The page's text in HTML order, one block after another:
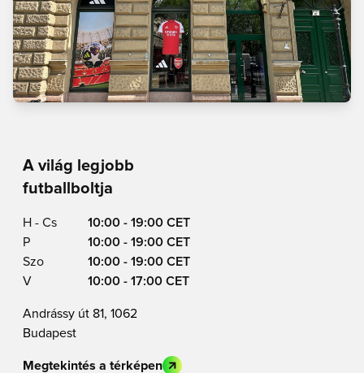
A világ legjobb
futballboltja
H - Cs
10:00 - 19:00 CET
P
10:00 - 19:00 CET
Szo
10:00 - 19:00 CET
V
10:00 - 17:00 CET
Andrássy út 81, 1062
Budapest
Megtekintés a térképen